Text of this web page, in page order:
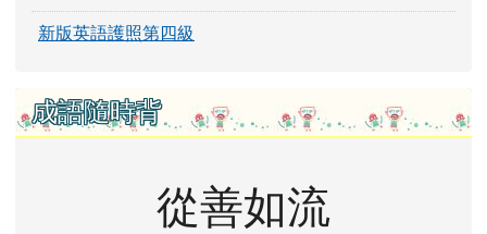
新版英語護照第四級
成語隨時背
從善如流